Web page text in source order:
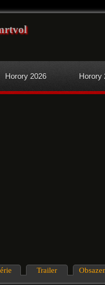
Horory 2026 Horory
Trailer